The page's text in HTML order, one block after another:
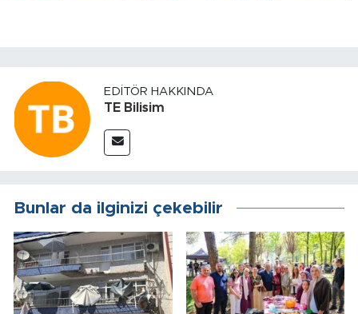
EDITÖR HAKKINDA
TE Bilisim
Bunlar da ilginizi çekebilir